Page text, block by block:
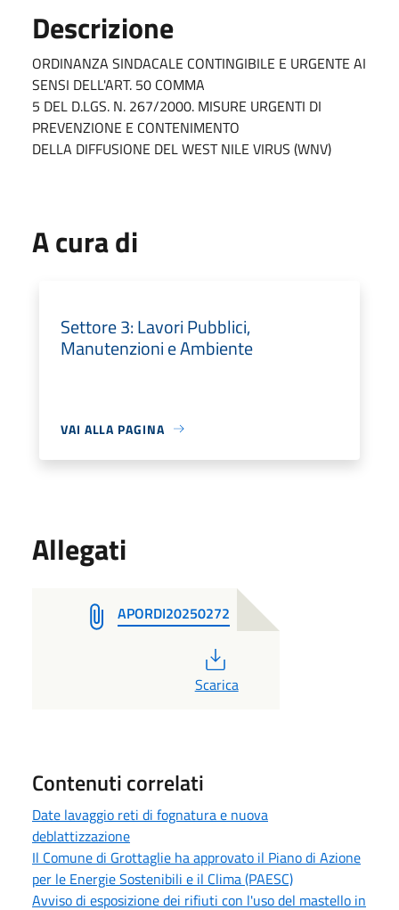
Descrizione
ORDINANZA SINDACALE CONTINGIBILE E URGENTE AI
SENSI DELL'ART. 50 COMMA
5 DEL D.LGS. N. 267/2000. MISURE URGENTI DI
PREVENZIONE E CONTENIMENTO
DELLA DIFFUSIONE DEL WEST NILE VIRUS (WNV)
A cura di
Settore 3: Lavori Pubblici,
Manutenzioni e Ambiente
VAI ALLA PAGINA
Allegati
APORDI20250272
Scarica
Contenuti correlati
Date lavaggio reti di fognatura e nuova
deblattizzazione
Il Comune di Grottaglie ha approvato il Piano di Azione
per le Energie Sostenibili e il Clima (PAESC)
Avviso di esposizione dei rifiuti con l'uso del mastello in